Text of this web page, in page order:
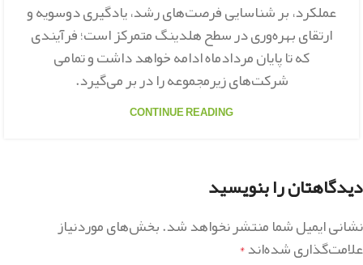
عملکرد، بر شناسایی فرصت‌های رشد، یادگیری دوسویه و
ارتقای بهره‌وری در سطح هلدینگ متمرکز است؛ فرآیندی
که تا پایان مردادماه ادامه خواهد داشت و تمامی
شرکت‌های زیرمجموعه را در بر می‌گیرد.
CONTINUE READING
دیدگاهتان را بنویسید
نشانی ایمیل شما منتشر نخواهد شد.بخش‌های موردنیاز
علامت‌گذاری شده‌اند*